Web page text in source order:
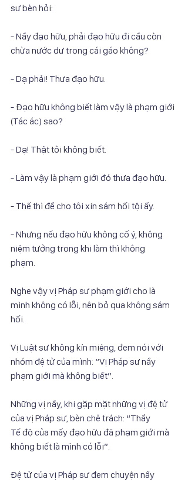
sư bèn hỏi:
- Nầy đạo hữu, phải đạo hữu đi cầu còn
chừa nước dư trong cái gáo không?
- Dạ phải! Thưa đạo hữu.
- Đạo hữu không biết làm vậy là phạm giới
(Tác ác) sao?
- Dạ! Thật tôi không biết.
- Làm vậy là phạm giới đó thưa đạo hữu.
- Thế thì để cho tôi xin sám hối tội ấy.
- Nhưng nếu đạo hữu không cố ý, không
niệm tưởng trong khi làm thì không
phạm.
Nghe vậy vị Pháp sư phạm giới cho là
mình không có lỗi, nên bỏ qua không sám
hối.
Vị Luật sư không kín miệng, đem nói với
nhóm đệ tử của mình: “Vị Pháp sư nầy
phạm giới mà không biết”.
Những vị nầy, khi gặp mặt những vị đệ tử
của vị Pháp sư, bèn chê trách: “Thầy
Tế độ của mấy đạo hữu đã phạm giới mà
không biết là mình có lỗi”.
Đệ tử của vị Pháp sư đem chuyện nầy